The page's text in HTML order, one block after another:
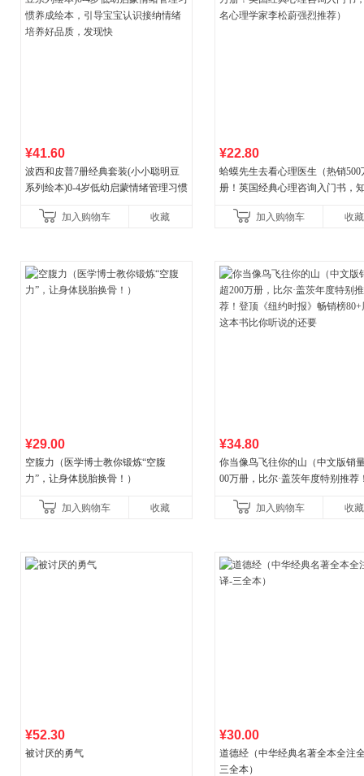
¥41.60
波西和皮普7册经典套装(小小聪明豆
系列绘本)0-4岁低幼启蒙情绪管理习惯
养好品质，发现快
加入购物车 收藏
¥22.80
蛤蟆先生去看心理医生（热销500
册！英国经典心理咨询入门书，
加入购物车
收藏
¥29.00
空腹力（医学博士教你锻炼“空腹
力”，让身体脱胎换骨！）
加入购物车 收藏
¥34.80
你当像鸟飞往你的山（中文版销
00万册，比尔·盖茨年度特别推荐
比你听说的还要
加入购物车 收藏
¥52.30
被讨厌的勇气
¥30.00
道德经（中华经典名著全本全注
三全本）